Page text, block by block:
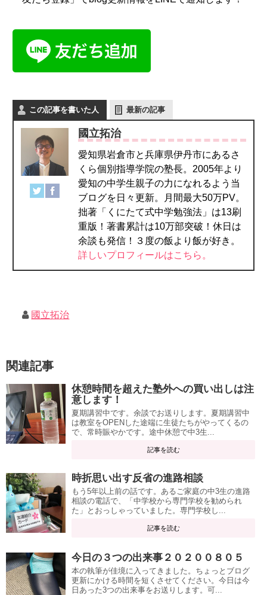
この記事を書いた人 最新の記事
國立拓治
愛知県岩倉市と兵庫県伊丹市にあるさ
くら個別指導学院の塾長。2005年より
愛知の中学生親子の力になれるよう当
ブログを日々更新。月間最大50万PV。
拙著「くにたて式中学勉強法」は13刷
重版！著書累計は10万部突破！休日は
余談も発信！３度の飯より飯が好き。
詳しいプロフィールはこちら。
國立拓治
関連記事
休憩時間を超えた塾外への買い出しは注
意します！
夏期講習中です。余談でお送りします。夏期講習中
は教室をOPENした途端に生徒たちがやってくるの
で、常時賑やかです。途中休憩で中3生...
記事を読む
時折思い出す反省の進路相談
もう5年以上前の話です。あるご家庭の中3生の進路
相談の電話で、「中学校から専門学校を勧められ
た」とおっしゃっていました。専門学校し...
記事を読む
今日の３つの出来事２０２００８０５
本の執筆が佳境に入ってきました。ちょっとブログ
更新にかける時間を短くさせてください。今日は今
日あった3つの出来事をお送りします。可...